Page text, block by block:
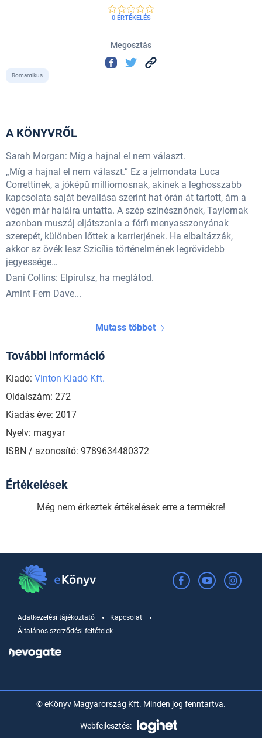
0 ÉRTÉKELÉS
Megosztás
Romantikus
A KÖNYVRŐL
Sarah Morgan: Míg a hajnal el nem választ.
„Míg a hajnal el nem választ.” Ez a jelmondata Luca
Correttinek, a jóképű milliomosnak, akinek a leghosszabb
kapcsolata saját bevallása szerint hat órán át tartott, ám a
végén már halálra untatta. A szép színésznőnek, Taylornak
azonban muszáj eljátszania a férfi menyasszonyának
szerepét, különben lőttek a karrierjének. Ha elbaltázzák,
akkor az övék lesz Szicília történelmének legrövidebb
jegyessége…
Dani Collins: Elpirulsz, ha meglátod.
Amint Fern Dave...
Mutass többet
További információ
Kiadó: Vinton Kiadó Kft.
Oldalszám: 272
Kiadás éve: 2017
Nyelv: magyar
ISBN / azonosító: 9789634480372
Értékelések
Még nem érkeztek értékelések erre a termékre!
Adatkezelési tájékoztató
Kapcsolat
Általános szerződési feltételek
© eKönyv Magyarország Kft. Minden jog fenntartva.
Webfejlesztés: